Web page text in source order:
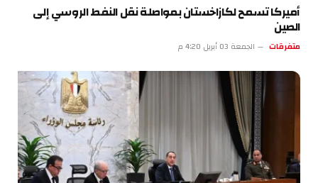
أميركا تسمح لكازاخستان بمواصلة نقل النفط الروسي إلى
الصين
متفرقات الجمعة 03 أبريل 4:20 م